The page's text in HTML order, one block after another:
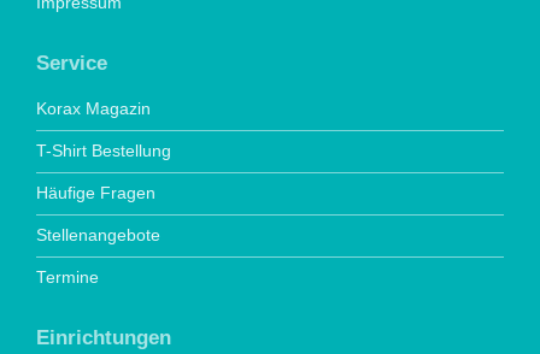
Service
Korax Magazin
T-Shirt Bestellung
Häufige Fragen
Stellenangebote
Termine
Einrichtungen